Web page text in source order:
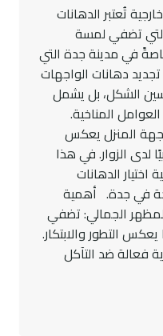
تُعتبر الدهانات
التي تضفي لمسة
في مدينة جدة التي
تجديد دهانات الواجهات
الشكل، بل يشمل
المناخية.
المنزل يعكس
لدى الزوار. في هذا
الدهانات
في جدة. أهمية
المظهر الجمالي: تضفي
التطور والابتكار.
فعالة ضد التآكل